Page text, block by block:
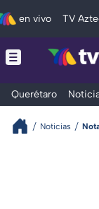
en vivo TV
Querétaro
Noticias